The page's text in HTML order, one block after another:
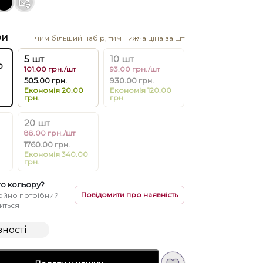
чим більший набір, тим нижча ціна за шт
5 шт
101.00 грн./шт
505.00 грн.
Економія 20.00
грн.
10 шт
93.00 грн./шт
930.00 грн.
Економія 120.00
грн.
20 шт
88.00 грн./шт
1760.00 грн.
Економія 340.00
грн.
кольору?
потрібний
Повідомити про наявність